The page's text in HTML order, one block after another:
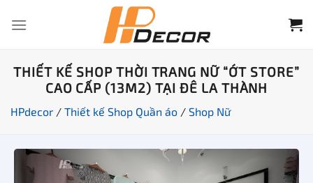
đến
THIẾT KẾ SHOP THỜI TRANG NỮ “ỚT STORE”
CAO CẤP (13M2) TẠI ĐÊ LA THÀNH
HPdecor / Thiết kế Shop Quần áo / Shop Nữ